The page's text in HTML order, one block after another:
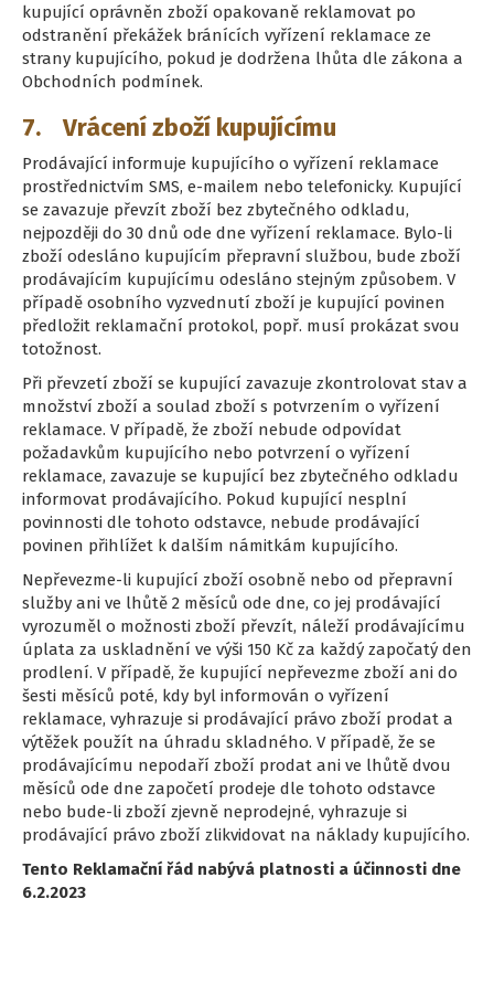
kupující oprávněn zboží opakovaně reklamovat po
odstranění překážek bránících vyřízení reklamace ze
strany kupujícího, pokud je dodržena lhůta dle zákona a
Obchodních podmínek.
7. Vrácení zboží kupujícímu
Prodávající informuje kupujícího o vyřízení reklamace
prostřednictvím SMS, e-mailem nebo telefonicky. Kupující
se zavazuje převzít zboží bez zbytečného odkladu,
nejpozději do 30 dnů ode dne vyřízení reklamace. Bylo-li
zboží odesláno kupujícím přepravní službou, bude zboží
prodávajícím kupujícímu odesláno stejným způsobem. V
případě osobního vyzvednutí zboží je kupující povinen
předložit reklamační protokol, popř. musí prokázat svou
totožnost.
Při převzetí zboží se kupující zavazuje zkontrolovat stav a
množství zboží a soulad zboží s potvrzením o vyřízení
reklamace. V případě, že zboží nebude odpovídat
požadavkům kupujícího nebo potvrzení o vyřízení
reklamace, zavazuje se kupující bez zbytečného odkladu
informovat prodávajícího. Pokud kupující nesplní
povinnosti dle tohoto odstavce, nebude prodávající
povinen přihlížet k dalším námitkám kupujícího.
Nepřevezme-li kupující zboží osobně nebo od přepravní
služby ani ve lhůtě 2 měsíců ode dne, co jej prodávající
vyrozuměl o možnosti zboží převzít, náleží prodávajícímu
úplata za uskladnění ve výši 150 Kč za každý započatý den
prodlení. V případě, že kupující nepřevezme zboží ani do
šesti měsíců poté, kdy byl informován o vyřízení
reklamace, vyhrazuje si prodávající právo zboží prodat a
výtěžek použít na úhradu skladného. V případě, že se
prodávajícímu nepodaří zboží prodat ani ve lhůtě dvou
měsíců ode dne započetí prodeje dle tohoto odstavce
nebo bude-li zboží zjevně neprodejné, vyhrazuje si
prodávající právo zboží zlikvidovat na náklady kupujícího.
Tento Reklamační řád nabývá platnosti a účinnosti dne
6.2.2023